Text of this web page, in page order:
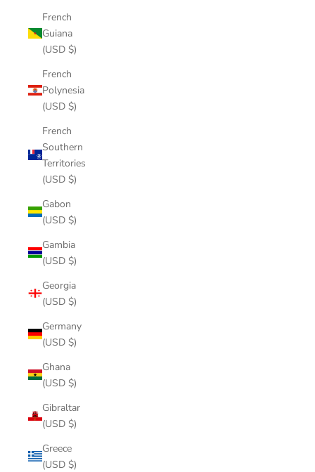
French
Guiana
(USD $)
French
Polynesia
(USD $)
French
Southern
Territories
(USD $)
Gabon
(USD $)
Gambia
(USD $)
Georgia
(USD $)
Germany
(USD $)
Ghana
(USD $)
Gibraltar
(USD $)
Greece
(USD $)